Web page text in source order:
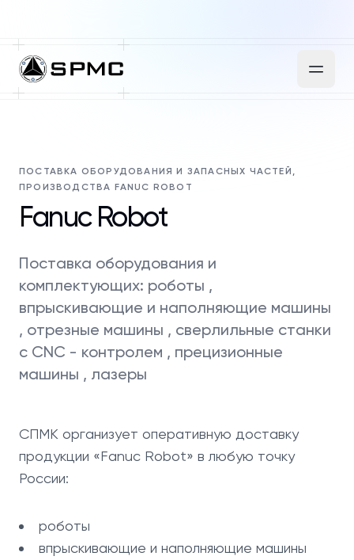
ПОСТАВКА ОБОРУДОВАНИЯ И ЗАПАСНЫХ ЧАСТЕЙ,
ПРОИЗВОДСТВА FANUC ROBOT
Fanuc Robot
Поставка оборудования и
комплектующих: роботы ,
впрыскивающие и наполняющие машины
, отрезные машины , сверлильные станки
с CNC - контролем , прецизионные
машины , лазеры
СПМК организует оперативную доставку
продукции «Fanuc Robot» в любую точку
России:
роботы
впрыскивающие и наполняющие машины